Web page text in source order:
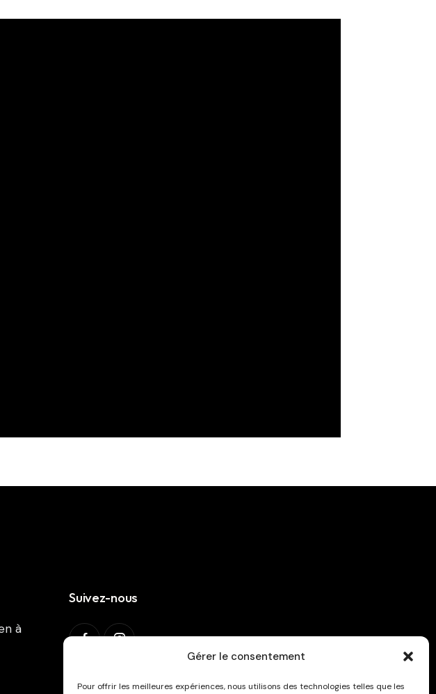
Gérer le consentement
Pour offrir les meilleures expériences, nous utilisons des technologies telles que les
à
Suivez-nous